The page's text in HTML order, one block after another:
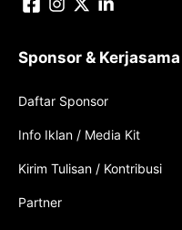
Sponsor & Kerjasama
Daftar Sponsor
Info Iklan / Media Kit
Kirim Tulisan / Kontribusi
Partner